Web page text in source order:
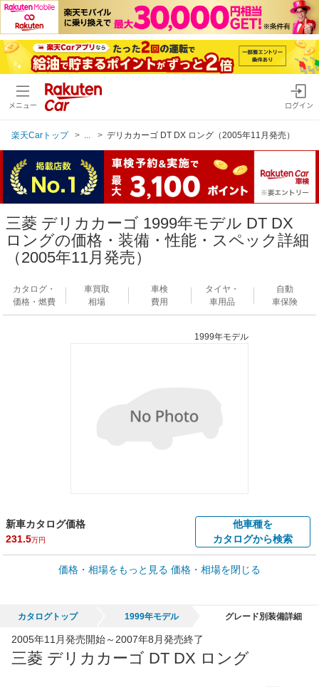
メニュー ログイン
楽天Carトップ デリカカーゴ DT DX ロング（2005年11月発売）
三菱 デリカカーゴ 1999年モデル DT DX
ロングの価格・装備・性能・スペック詳細
（2005年11月発売）
カタログ・
価格・燃費
車買取
相場
車検
費用
タイヤ・
車用品
自動
車保険
1999年モデル
新車カタログ価格
231.5万円
他車種を
カタログから検索
車買取価格 *
車買取相場
65,050円
価格・相場をもっと見る 価格・相場を閉じる
カタログトップ 1999年モデル グレード別装備詳細
2005年11月発売開始～2007年8月発売終了
三菱 デリカカーゴ DT DX ロング